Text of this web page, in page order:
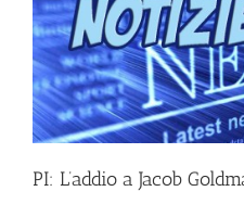
PI: L’addio a Jacob